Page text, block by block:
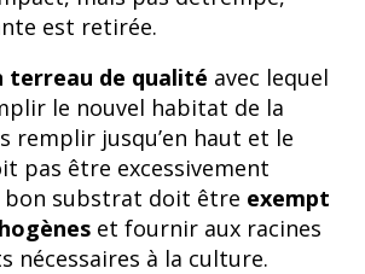
est retirée.
terreau de qualité avec lequel
le nouvel habitat de la
remplir jusqu’en haut et le
pas être excessivement
bon substrat doit être exempt
et fournir aux racines
nécessaires à la culture.